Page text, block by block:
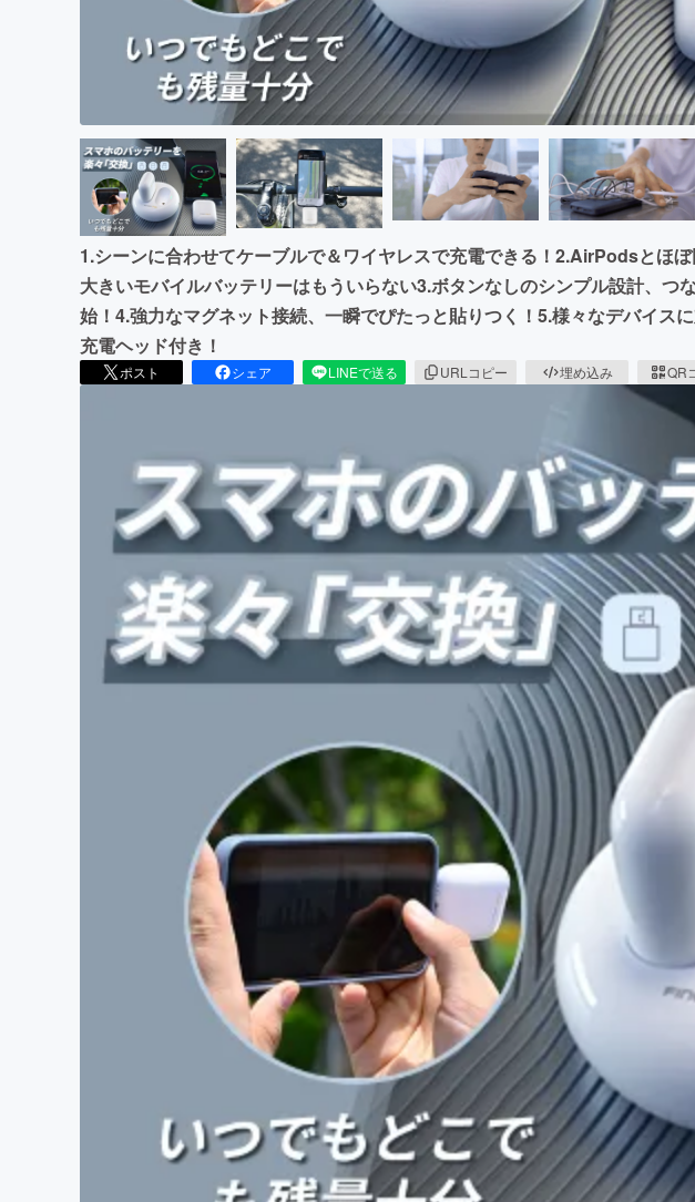
1.シーンに合わせてケーブルで＆ワイヤレスで充電できる！2.AirPodsとほ
大きいモバイルバッテリーはもういらない3.ボタンなしのシンプル設計、つ
始！4.強力なマグネット接続、一瞬でぴたっと貼りつく！5.様々なデバイス
充電ヘッド付き！
ポスト シェア LINEで送る URLコピー 埋め込み QR